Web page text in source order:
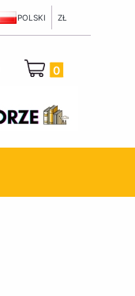
POLSKI ZŁ
Produkty w